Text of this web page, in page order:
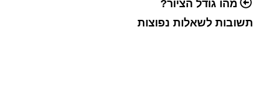
מהו גודל הציור?
תשובות לשאלות נפוצות